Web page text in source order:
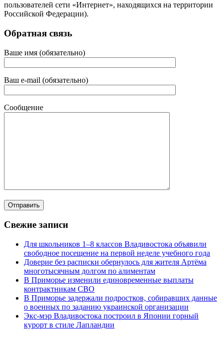
пользователей сети «Интернет», находящихся на территории
Российской Федерации).
Обратная связь
Ваше имя (обязательно)
Ваш e-mail (обязательно)
Сообщение
Свежие записи
Для школьников 1–8 классов Владивостока объявили
свободное посещение на первой неделе учебного года
Доверие без расписки обернулось для жителя Артёма
многотысячным долгом по алиментам
В Приморье изменили единовременные выплаты
контрактникам СВО
В Приморье задержали подростков, собиравших данные
о военных по заданию украинской организации
Экс-мэр Владивостока построил в Японии горный
курорт в стиле Лапландии